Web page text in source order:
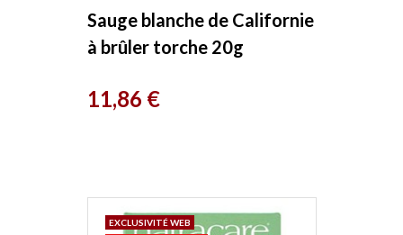
Sauge blanche de Californie
à brûler torche 20g
Prix
11,86 €
EXCLUSIVITÉ WEB